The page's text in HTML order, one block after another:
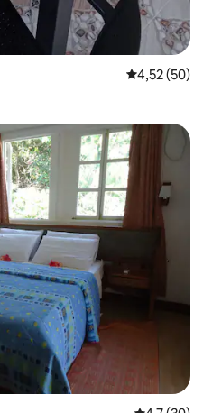
Średnia
4,52 (50)